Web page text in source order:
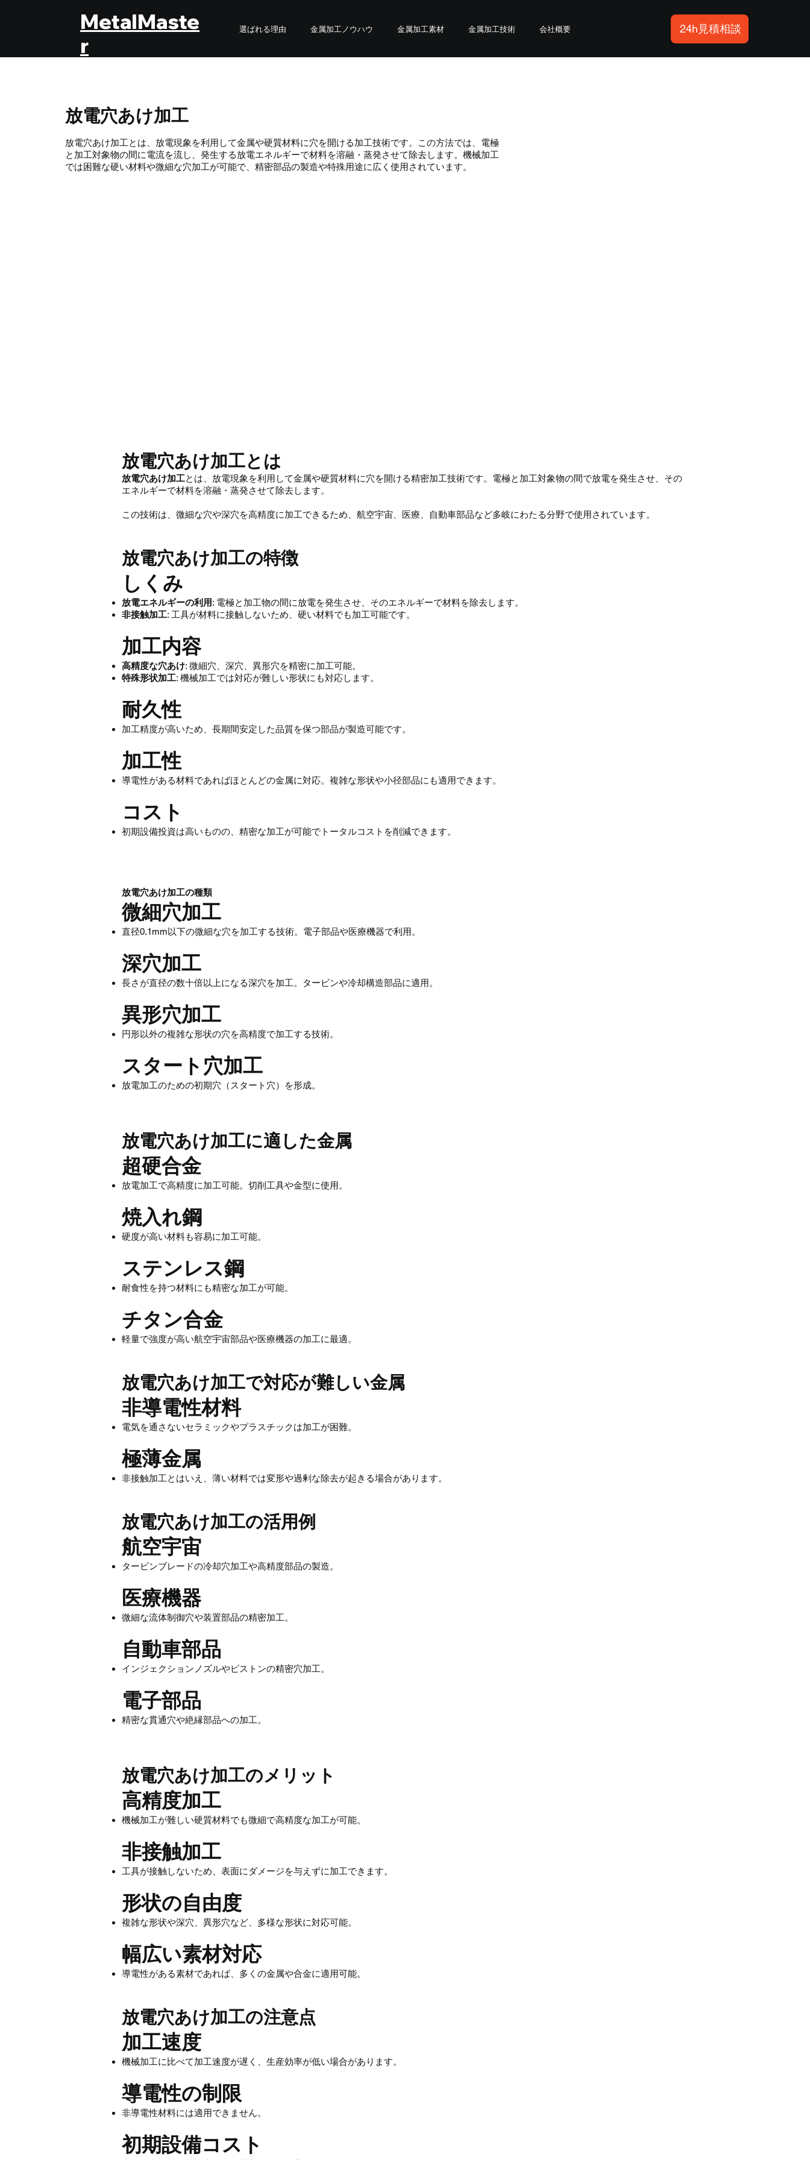
選ばれる理由 金属加工ノウハウ 金属加工素材 金属加工技術 会社概要
MetalMaste
r
24h見積相談
放電穴あけ加工
放電穴あけ加工とは、放電現象を利用して金属や硬質材料に穴を開ける加工技術です。この方法では、電極
と加工対象物の間に電流を流し、発生する放電エネルギーで材料を溶融・蒸発させて除去します。機械加工
では困難な硬い材料や微細な穴加工が可能で、精密部品の製造や特殊用途に広く使用されています。
放電穴あけ加工とは
放電穴あけ加工とは、放電現象を利用して金属や硬質材料に穴を開ける精密加工技術です。電極と加工対象物の間で放電を発生させ、その
エネルギーで材料を溶融・蒸発させて除去します。
この技術は、微細な穴や深穴を高精度に加工できるため、航空宇宙、医療、自動車部品など多岐にわたる分野で使用されています。
放電穴あけ加工の特徴
しくみ
放電エネルギーの利用: 電極と加工物の間に放電を発生させ、そのエネルギーで材料を除去します。
非接触加工: 工具が材料に接触しないため、硬い材料でも加工可能です。
加工内容
高精度な穴あけ: 微細穴、深穴、異形穴を精密に加工可能。
特殊形状加工: 機械加工では対応が難しい形状にも対応します。
耐久性
加工精度が高いため、長期間安定した品質を保つ部品が製造可能です。
加工性
導電性がある材料であればほとんどの金属に対応。複雑な形状や小径部品にも適用できます。
コスト
初期設備投資は高いものの、精密な加工が可能でトータルコストを削減できます。
放電穴あけ加工の種類
微細穴加工
直径0.1mm以下の微細な穴を加工する技術。電子部品や医療機器で利用。
深穴加工
長さが直径の数十倍以上になる深穴を加工。タービンや冷却構造部品に適用。
異形穴加工
円形以外の複雑な形状の穴を高精度で加工する技術。
スタート穴加工
放電加工のための初期穴（スタート穴）を形成。
放電穴あけ加工に適した金属
超硬合金
放電加工で高精度に加工可能。切削工具や金型に使用。
焼入れ鋼
硬度が高い材料も容易に加工可能。
ステンレス鋼
耐食性を持つ材料にも精密な加工が可能。
チタン合金
軽量で強度が高い航空宇宙部品や医療機器の加工に最適。
放電穴あけ加工で対応が難しい金属
非導電性材料
電気を通さないセラミックやプラスチックは加工が困難。
極薄金属
非接触加工とはいえ、薄い材料では変形や過剰な除去が起きる場合があります。
放電穴あけ加工の活用例
航空宇宙
タービンブレードの冷却穴加工や高精度部品の製造。
医療機器
微細な流体制御穴や装置部品の精密加工。
自動車部品
インジェクションノズルやピストンの精密穴加工。
電子部品
精密な貫通穴や絶縁部品への加工。
放電穴あけ加工のメリット
高精度加工
機械加工が難しい硬質材料でも微細で高精度な加工が可能。
非接触加工
工具が接触しないため、表面にダメージを与えずに加工できます。
形状の自由度
複雑な形状や深穴、異形穴など、多様な形状に対応可能。
幅広い素材対応
導電性がある素材であれば、多くの金属や合金に適用可能。
放電穴あけ加工の注意点
加工速度
機械加工に比べて加工速度が遅く、生産効率が低い場合があります。
導電性の制限
非導電性材料には適用できません。
初期設備コスト